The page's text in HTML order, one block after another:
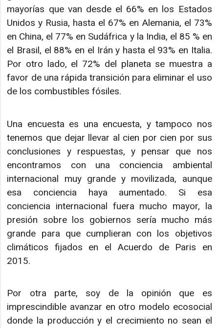
mayorías que van desde el 66% en los Estados
Unidos y Rusia, hasta el 67% en Alemania, el 73%
en China, el 77% en Sudáfrica y la India, el 85 % en
el Brasil, el 88% en el Irán y hasta el 93% en Italia.
Por otro lado, el 72% del planeta se muestra a
favor de una rápida transición para eliminar el uso
de los combustibles fósiles.
Una encuesta es una encuesta, y tampoco nos
tenemos que dejar llevar al cien por cien por sus
conclusiones y respuestas, y pensar que nos
encontramos con una conciencia ambiental
internacional muy grande y movilizada, aunque
esa conciencia haya aumentado. Si esa
conciencia internacional fuera mucho mayor, la
presión sobre los gobiernos sería mucho más
grande para que cumplieran con los objetivos
climáticos fijados en el Acuerdo de Paris en
2015.
Por otra parte, soy de la opinión que es
imprescindible avanzar en otro modelo ecosocial
donde la producción y el crecimiento no sean el